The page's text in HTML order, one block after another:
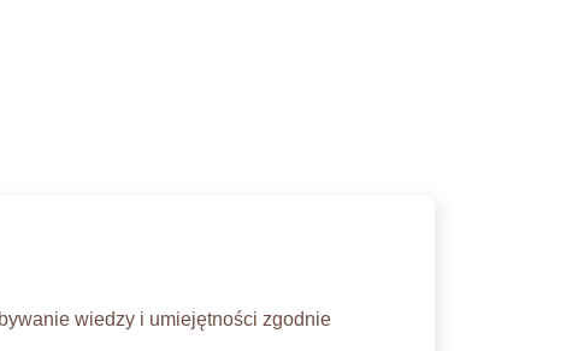
wiedzy i umiejętności zgodnie